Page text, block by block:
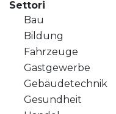
Settori
Bau
Bildung
Fahrzeuge
Gastgewerbe
Gebäudetechnik
Gesundheit